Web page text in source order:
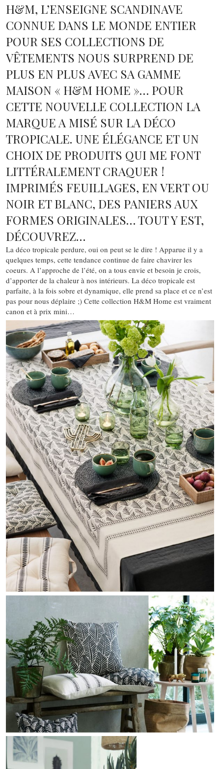
H&M, L’ENSEIGNE SCANDINAVE
CONNUE DANS LE MONDE ENTIER
POUR SES COLLECTIONS DE
VÊTEMENTS NOUS SURPREND DE
PLUS EN PLUS AVEC SA GAMME
MAISON « H&M HOME »… POUR
CETTE NOUVELLE COLLECTION LA
MARQUE A MISÉ SUR LA DÉCO
TROPICALE. UNE ÉLÉGANCE ET UN
CHOIX DE PRODUITS QUI ME FONT
LITTÉRALEMENT CRAQUER !
IMPRIMÉS FEUILLAGES, EN VERT OU
NOIR ET BLANC, DES PANIERS AUX
FORMES ORIGINALES… TOUT Y EST,
DÉCOUVREZ…
La déco tropicale perdure, oui on peut se le dire ! Apparue il y a
quelques temps, cette tendance continue de faire chavirer les
coeurs. A l’approche de l’été, on a tous envie et besoin je crois,
d’apporter de la chaleur à nos intérieurs. La déco tropicale est
parfaite, à la fois sobre et dynamique, elle prend sa place et ce n’est
pas pour nous déplaire ;) Cette collection H&M Home est vraiment
canon et à prix mini…